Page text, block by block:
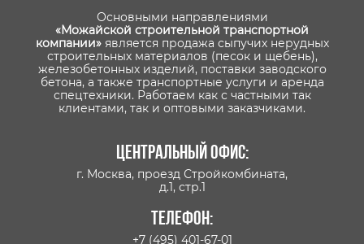
Основными направлениями
«Можайской строительной транспортной
компании»является продажа сыпучих нерудных
строительных материалов (песок и щебень),
железобетонных изделий, поставки заводского
бетона, а также транспортные услуги и аренда
спецтехники. Работаем как с частными так
клиентами, так и оптовыми заказчиками.
Центральный офис:
г. Москва, проезд Стройкомбината,
д.1, стр.1
Телефон:
+7 (495) 401-67-01